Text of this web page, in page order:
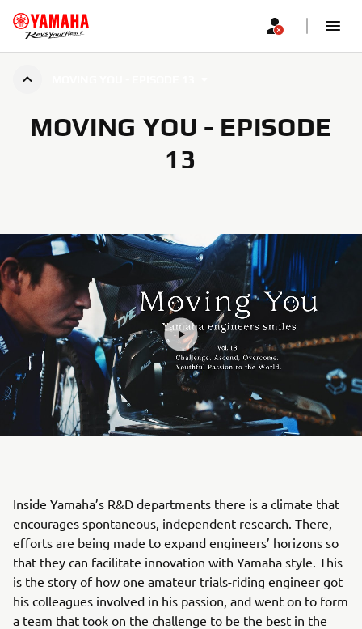
MOVING YOU - EPISODE
13
Inside Yamaha’s R&D departments there is a climate that
encourages spontaneous, independent research. There,
efforts are being made to expand engineers’ horizons so
that they can facilitate innovation with Yamaha style. This
is the story of how one amateur trials-riding engineer got
his colleagues involved in his passion, and went on to form
a team that took on the challenge to be the best in the